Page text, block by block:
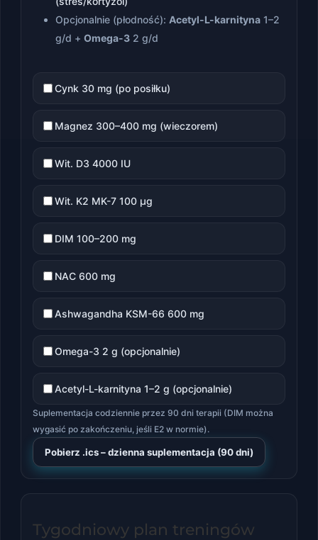
Opcjonalnie (płodność): Acetyl-L-karnityna 1–2
g/d + Omega-3 2 g/d
Cynk 30 mg (po posiłku)
Magnez 300–400 mg (wieczorem)
Wit. D3 4000 IU
Wit. K2 MK-7 100 µg
DIM 100–200 mg
NAC 600 mg
Ashwagandha KSM-66 600 mg
Omega-3 2 g (opcjonalnie)
Acetyl-L-karnityna 1–2 g (opcjonalnie)
Suplementacja codziennie przez 90 dni terapii (DIM można
wygasić po zakończeniu, jeśli E2 w normie).
Pobierz .ics – dzienna suplementacja (90 dni)
Tygodniowy plan treningów